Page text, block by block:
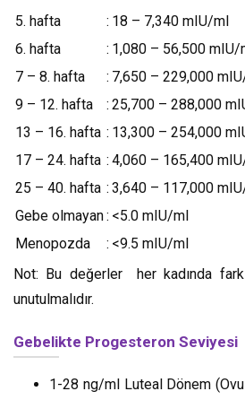
5. hafta
: 18 – 7,340 mIU/ml
6. hafta
: 1,080 – 56,500 mIU/
7 – 8. hafta
: 7,650 – 229,000
9 – 12. hafta
: 25,700 – 288,000
13 – 16. hafta : 13,300 – 254,000
17 – 24. hafta : 4,060 – 165,400
25 – 40. hafta : 3,640 – 117,000
Gebe olmayan: <5.0 mIU/ml
Menopozda
: <9.5 mIU/ml
Not: Bu değerler her kadında
unutulmalıdır.
Gebelikte Progesteron Seviyesi
1-28 ng/ml Luteal Dönem